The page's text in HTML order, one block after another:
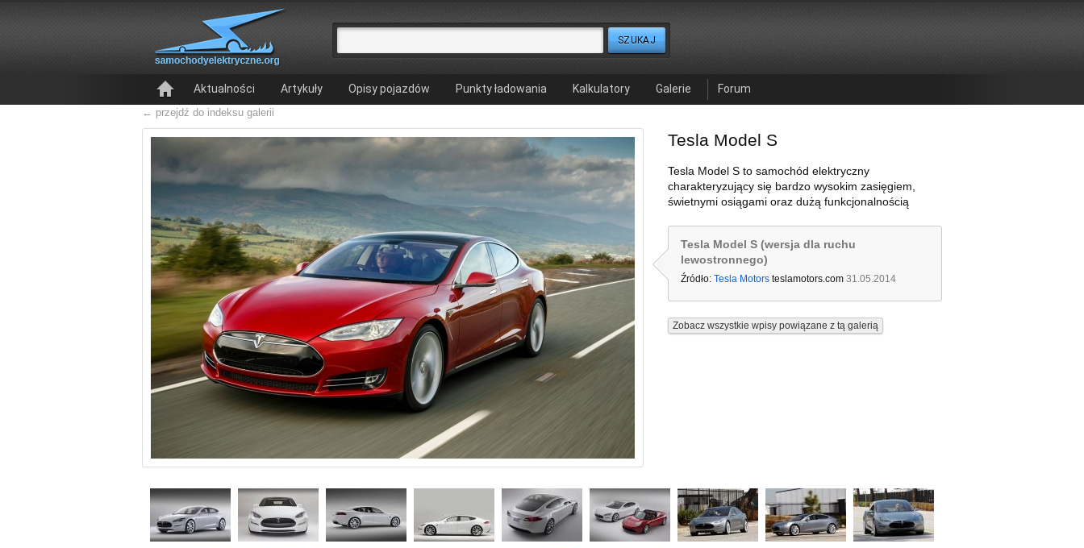
Aktualności Artykuły Opisy pojazdów Punkty ładowania Kalkulatory Galerie Forum
← przejdź do indeksu galerii
Tesla Model S
Tesla Model S to samochód elektryczny
charakteryzujący się bardzo wysokim zasięgiem,
świetnymi osiągami oraz dużą funkcjonalnością
Tesla Model S (wersja dla ruchu
lewostronnego)
Źródło: Tesla Motors teslamotors.com 31.05.2014
Zobacz wszystkie wpisy powiązane z tą galerią